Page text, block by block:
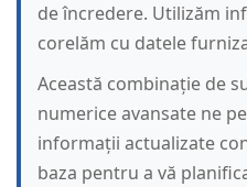
de încredere. Utilizăm
corelăm cu datele
Această combinație de
numerice avansate ne
informații actualizate
baza pentru a vă